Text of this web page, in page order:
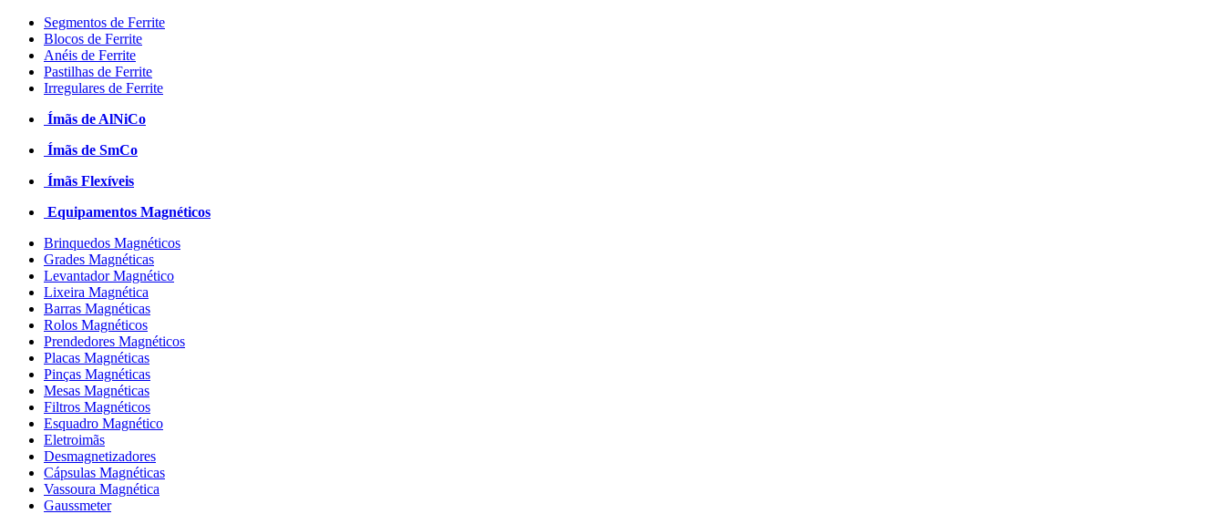
Segmentos de Ferrite
Blocos de Ferrite
Anéis de Ferrite
Pastilhas de Ferrite
Irregulares de Ferrite
Ímãs de AlNiCo
Ímãs de SmCo
Ímãs Flexíveis
Equipamentos Magnéticos
Brinquedos Magnéticos
Grades Magnéticas
Levantador Magnético
Lixeira Magnética
Barras Magnéticas
Rolos Magnéticos
Prendedores Magnéticos
Placas Magnéticas
Pinças Magnéticas
Mesas Magnéticas
Filtros Magnéticos
Esquadro Magnético
Eletroimãs
Desmagnetizadores
Cápsulas Magnéticas
Vassoura Magnética
Gaussmeter